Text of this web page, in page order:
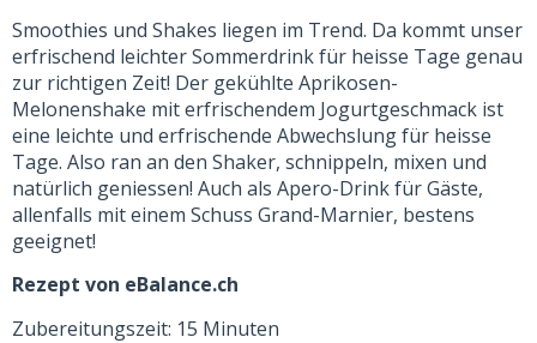
Smoothies und Shakes liegen im Trend. Da kommt unser
erfrischend leichter Sommerdrink für heisse Tage genau
zur richtigen Zeit! Der gekühlte Aprikosen-
Melonenshake mit erfrischendem Jogurtgeschmack ist
eine leichte und erfrischende Abwechslung für heisse
Tage. Also ran an den Shaker, schnippeln, mixen und
natürlich geniessen! Auch als Apero-Drink für Gäste,
allenfalls mit einem Schuss Grand-Marnier, bestens
geeignet!
Rezept von eBalance.ch
Zubereitungszeit: 15 Minuten